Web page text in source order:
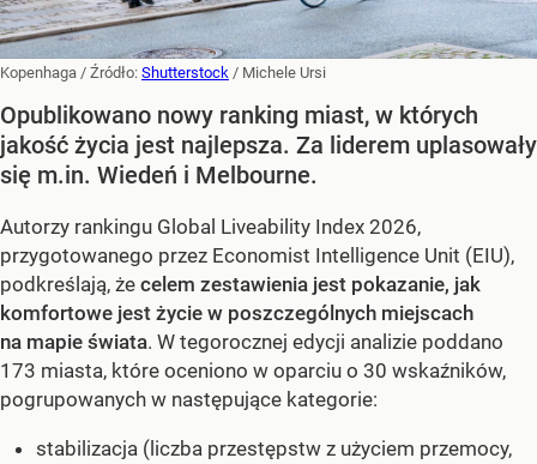
Kopenhaga / Źródło: Shutterstock / Michele Ursi
Opublikowano nowy ranking miast, w których
jakość życia jest najlepsza. Za liderem uplasowały
się m.in. Wiedeń i Melbourne.
Autorzy rankingu Global Liveability Index 2026,
przygotowanego przez Economist Intelligence Unit (EIU),
podkreślają, że celem zestawienia jest pokazanie, jak
komfortowe jest życie w poszczególnych miejscach
na mapie świata. W tegorocznej edycji analizie poddano
173 miasta, które oceniono w oparciu o 30 wskaźników,
pogrupowanych w następujące kategorie:
stabilizacja (liczba przestępstw z użyciem przemocy,